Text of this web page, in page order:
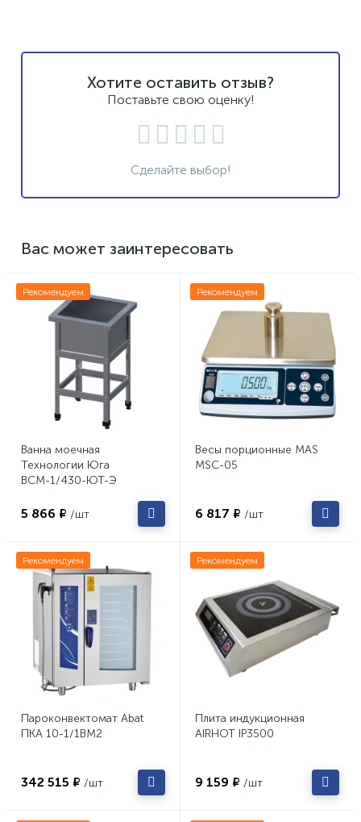
Хотите оставить отзыв?
Поставьте свою оценку!
Сделайте выбор!
Вас может заинтересовать
Рекомендуем
Ванна моечная
Технологии Юга
ВСМ-1/430-ЮТ-Э
5 866 ₽ /шт
Рекомендуем
Весы порционные MAS
MSC-05
6 817 ₽ /шт
Рекомендуем
Пароконвектомат Abat
ПКА 10-1/1ВМ2
342 515 ₽ /шт
Рекомендуем
Плита индукционная
AIRHOT IP3500
9 159 ₽ /шт